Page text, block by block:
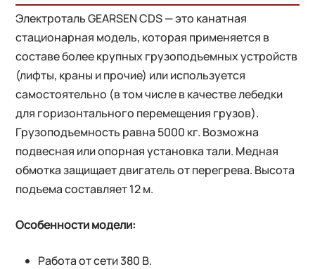
Электроталь GEARSEN CDS — это канатная
стационарная модель, которая применяется в
составе более крупных грузоподъемных устройств
(лифты, краны и прочие) или используется
самостоятельно (в том числе в качестве лебедки
для горизонтального перемещения грузов).
Грузоподъемность равна 5000 кг. Возможна
подвесная или опорная установка тали. Медная
обмотка защищает двигатель от перегрева. Высота
подъема составляет 12 м.
Особенности модели:
Работа от сети 380 В.